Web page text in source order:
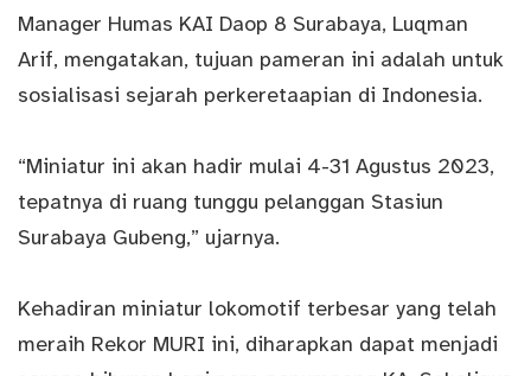
Manager Humas KAI Daop 8 Surabaya, Luqman
Arif, mengatakan, tujuan pameran ini adalah untuk
sosialisasi sejarah perkeretaapian di Indonesia.
“Miniatur ini akan hadir mulai 4-31 Agustus 2023,
tepatnya di ruang tunggu pelanggan Stasiun
Surabaya Gubeng,” ujarnya.
Kehadiran miniatur lokomotif terbesar yang telah
meraih Rekor MURI ini, diharapkan dapat menjadi